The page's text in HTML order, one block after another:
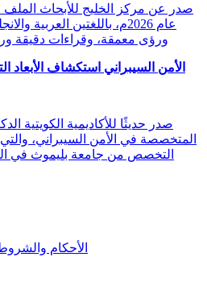
صدر عن مركز الخليج للأبحاث الملف
عام 2026م، باللغتين
ورؤى معمقة، وقراءات دقيقة
الأمن السيبراني استكشاف الأبعاد
المتخصصة في الأمن السيبراني،
التخصص من جامعة بليموث في
الأحكام